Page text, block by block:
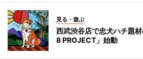
見る・遊ぶ
西武渋谷店で忠犬ハチ題
8 PROJECT」始動